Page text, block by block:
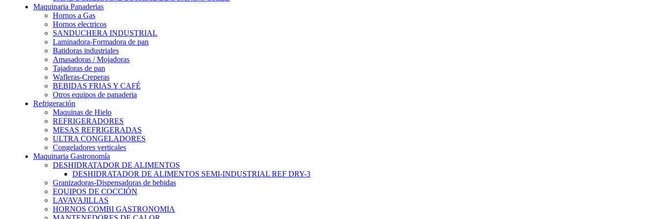
Maquinaria Panaderias
Hornos a Gas
Hornos electricos
SANDUCHERA INDUSTRIAL
Laminadora-Formadora de pan
Batidoras industriales
Amasadoras / Mojadoras
Tajadoras de pan
Wafleras-Creperas
BEBIDAS FRIAS Y CAFÉ
Otros equipos de panaderia
Refrigeración
Maquinas de Hielo
REFRIGERADORES
MESAS REFRIGERADAS
ULTRA CONGELADORES
Congeladores verticales
Maquinaria Gastronomía
DESHIDRATADOR DE ALIMENTOS
DESHIDRATADOR DE ALIMENTOS SEMI-INDUSTRIAL REF DRY-3
Granizadoras-Dispensadoras de bebidas
EQUIPOS DE COCCIÓN
LAVAVAJILLAS
HORNOS COMBI GASTRONOMIA